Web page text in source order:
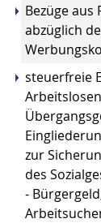
Bezüge aus
abzüglich
steuerfreie
zur
des
-